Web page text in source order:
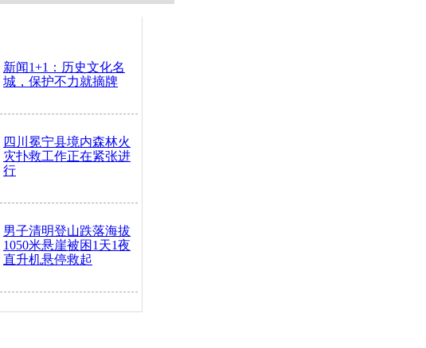
新闻1+1：历史文化名
城，保护不力就摘牌
四川冕宁县境内森林火
灾扑救工作正在紧张进
行
男子清明登山跌落海拔
1050米悬崖被困1天1夜
直升机悬停救起